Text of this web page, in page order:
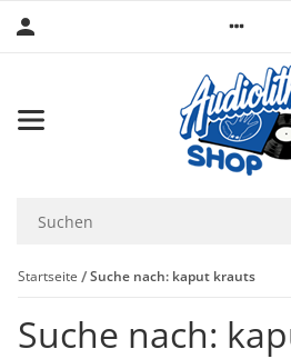
Startseite Suche nach: kaput krauts
Suche nach: